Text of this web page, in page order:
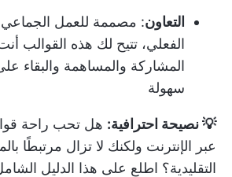
التعاون: مصممة للعمل
الفعلي، تتيح لك هذه القوالب
المشاركة والمساهمة والبقاء
سهولة
💡 نصيحة احترافية: هل تحب راحة
عبر الإنترنت ولكنك لا تزال مرتبطًا
التقليدية؟ اطلع على هذا الدليل